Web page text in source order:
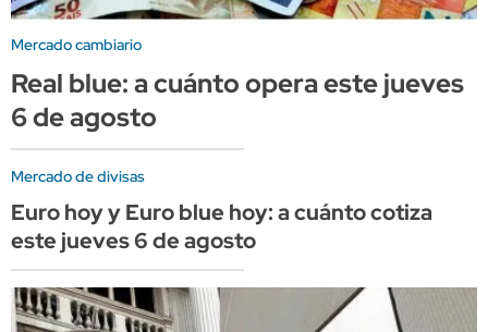
Mercado cambiario
Real blue: a cuánto opera este jueves
6 de agosto
Mercado de divisas
Euro hoy y Euro blue hoy: a cuánto cotiza
este jueves 6 de agosto